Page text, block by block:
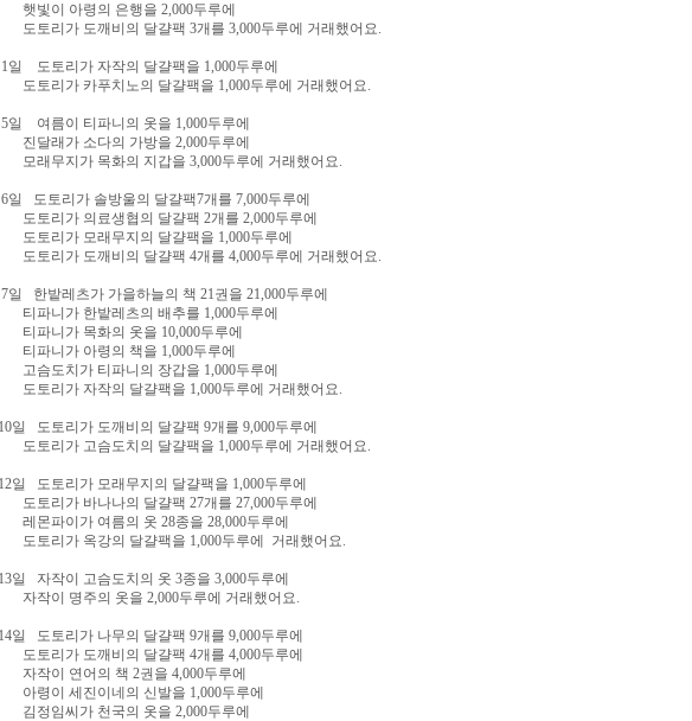
이 아령의 은행을 2,000두루에
리가 도깨비의 달걀팩 3개를 3,000두루에 거래했어요.
일 도토리가 자작의 달걀팩을 1,000두루에
리가 카푸치노의 달걀팩을 1,000두루에 거래했어요.
일 여름이 티파니의 옷을 1,000두루에
래가 소다의 가방을 2,000두루에
무지가 목화의 지갑을 3,000두루에 거래했어요.
일 도토리가 솔방울의 달걀팩7개를 7,000두루에
리가 의료생협의 달걀팩 2개를 2,000두루에
리가 모래무지의 달걀팩을 1,000두루에
리가 도깨비의 달걀팩 4개를 4,000두루에 거래했어요.
일 한밭레츠가 가을하늘의 책 21권을 21,000두루에
니가 한밭레츠의 배추를 1,000두루에
니가 목화의 옷을 10,000두루에
니가 아령의 책을 1,000두루에
도치가 티파니의 장갑을 1,000두루에
리가 자작의 달걀팩을 1,000두루에 거래했어요.
일 도토리가 도깨비의 달걀팩 9개를 9,000두루에
리가 고슴도치의 달걀팩을 1,000두루에 거래했어요.
일 도토리가 모래무지의 달걀팩을 1,000두루에
리가 바나나의 달걀팩 27개를 27,000두루에
파이가 여름의 옷 28종을 28,000두루에
리가 옥강의 달걀팩을 1,000두루에 거래했어요.
일 자작이 고슴도치의 옷 3종을 3,000두루에
이 명주의 옷을 2,000두루에 거래했어요.
일 도토리가 나무의 달걀팩 9개를 9,000두루에
리가 도깨비의 달걀팩 4개를 4,000두루에
이 연어의 책 2권을 4,000두루에
이 세진이네의 신발을 1,000두루에
임씨가 천국의 옷을 2,000두루에